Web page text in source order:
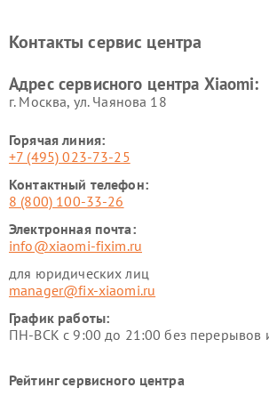
Ремонт стиральных машин
Ремонт
Контакты сервис центра
Адрес сервисного центра Xiaomi:
г. Москва, ул. Чаянова 18
Горячая линия:
+7 (495) 023-73-25
Контактный телефон:
8 (800) 100-33-26
Электронная почта:
info@xiaomi-fixim.ru
для юридических лиц
manager@fix-xiaomi.ru
График работы:
ПН-ВСК с 9:00 до 21:00 без перерывов
Рейтинг сервисного центра